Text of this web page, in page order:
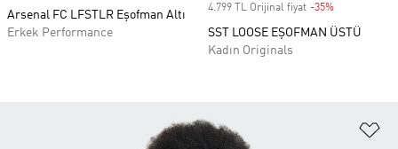
Arsenal FC LFSTLR Eşofman Altı
Erkek Performance
4.799 TL Orijinal fiyat -35%
SST LOOSE EŞOFMAN ÜSTÜ
Kadın Originals